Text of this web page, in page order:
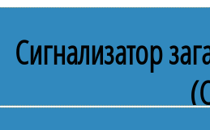
Сигнализатор